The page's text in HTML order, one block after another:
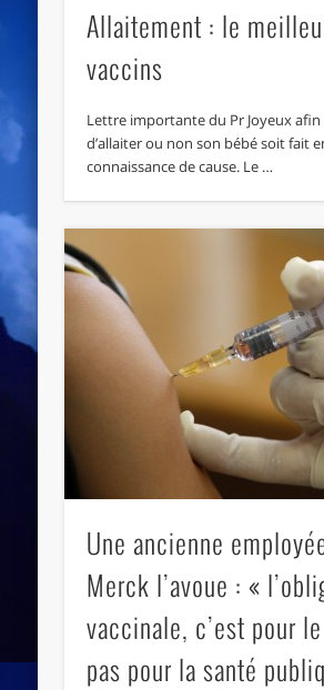
Allaitement : le
vaccins
Lettre importante du Pr Joyeux
d’allaiter ou non son bébé soit fait
connaissance de cause. Le …
Une ancienne
Merck l’avoue : «
vaccinale, c’est pour
pas pour la santé